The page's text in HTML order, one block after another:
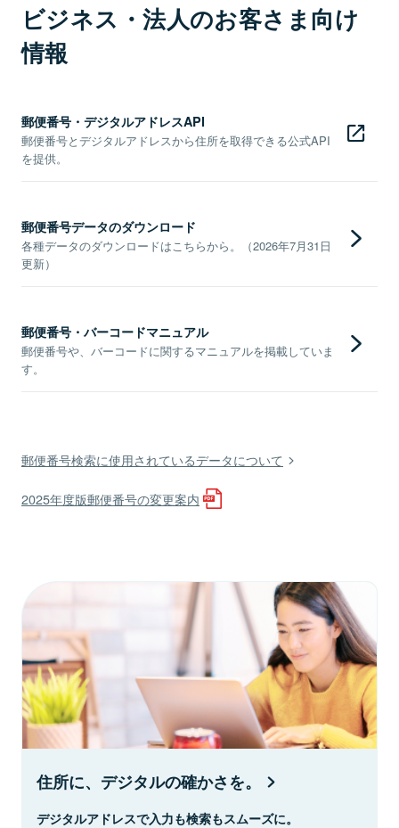
ビジネス・法人のお客さま向け
情報
郵便番号・デジタルアドレスAPI
郵便番号とデジタルアドレスから住所を取得できる公式API
を提供。
郵便番号データのダウンロード
各種データのダウンロードはこちらから。（2026年7月31日
更新）
郵便番号・バーコードマニュアル
郵便番号や、バーコードに関するマニュアルを掲載していま
す。
郵便番号検索に使用されているデータについて
2025年度版郵便番号の変更案内
住所に、デジタルの確かさを。
デジタルアドレスで入力も検索もスムーズに。